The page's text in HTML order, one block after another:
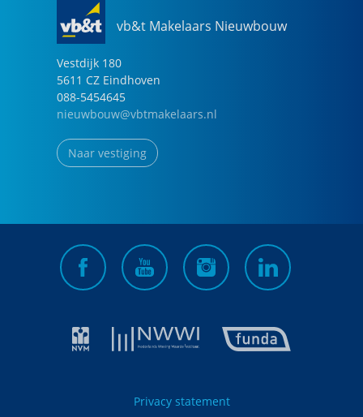
vb&t Makelaars Nieuwbouw
Vestdijk 180
5611 CZ Eindhoven
088-5454645
nieuwbouw@vbtmakelaars.nl
Naar vestiging
Privacy statement